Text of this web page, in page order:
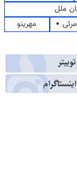
ملل
مهرینو